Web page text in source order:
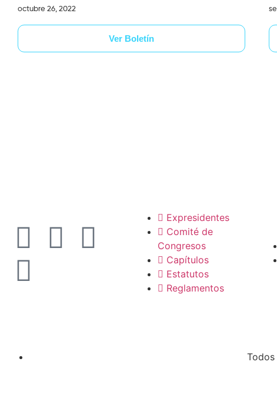
octubre 26, 2022
Ver Boletín
Expresidentes
Comité de
Congresos
Capítulos
Estatutos
Reglamentos